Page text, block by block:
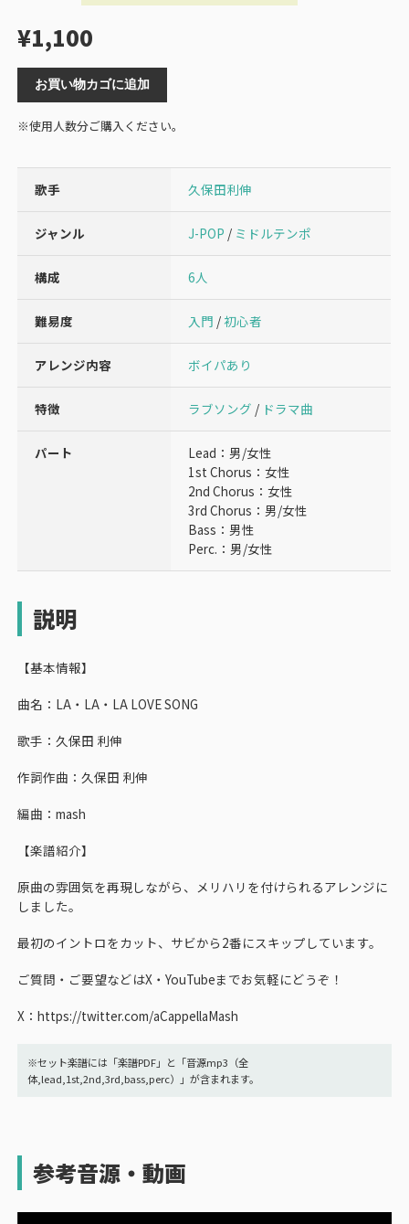
¥1,100
お買い物カゴに追加
※使用人数分ご購入ください。
歌手 久保田利伸
ジャンル J-POP / ミドルテンポ
構成 6人
難易度 入門 / 初心者
アレンジ内容 ボイパあり
特徴 ラブソング / ドラマ曲
パート
Lead：男/女性
1st Chorus：女性
2nd Chorus：女性
3rd Chorus：男/女性
Bass：男性
Perc.：男/女性
説明
【基本情報】
曲名：LA・LA・LA LOVE SONG
歌手：久保田 利伸
作詞作曲：久保田 利伸
編曲：mash
【楽譜紹介】
原曲の雰囲気を再現しながら、メリハリを付けられるアレンジに
しました。
最初のイントロをカット、サビから2番にスキップしています。
ご質問・ご要望などはX・YouTubeまでお気軽にどうぞ！
X：https://twitter.com/aCappellaMash
※セット楽譜には「楽譜PDF」と「音源mp3（全
体,lead,1st,2nd,3rd,bass,perc）」が含まれます。
参考音源・動画